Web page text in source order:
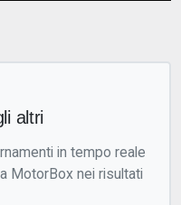
altri
in tempo reale
MotorBox nei risultati